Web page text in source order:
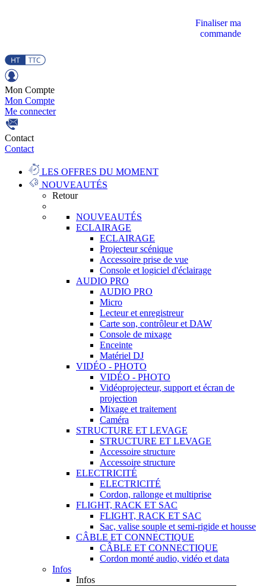
Finaliser ma
commande
Mon Compte
Mon Compte
Me connecter
Contact
Contact
LES OFFRES DU MOMENT
NOUVEAUTÉS
Retour
NOUVEAUTÉS
ECLAIRAGE
ECLAIRAGE
Projecteur scénique
Accessoire prise de vue
Console et logiciel d'éclairage
AUDIO PRO
AUDIO PRO
Micro
Lecteur et enregistreur
Carte son, contrôleur et DAW
Console de mixage
Enceinte
Matériel DJ
VIDÉO - PHOTO
VIDÉO - PHOTO
Vidéoprojecteur, support et écran de
projection
Mixage et traitement
Caméra
STRUCTURE ET LEVAGE
STRUCTURE ET LEVAGE
Accessoire structure
Accessoire structure
ELECTRICITÉ
ELECTRICITÉ
Cordon, rallonge et multiprise
FLIGHT, RACK ET SAC
FLIGHT, RACK ET SAC
Sac, valise souple et semi-rigide et housse
CÂBLE ET CONNECTIQUE
CÂBLE ET CONNECTIQUE
Cordon monté audio, vidéo et data
Infos
Infos